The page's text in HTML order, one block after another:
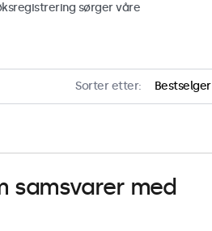
sørger våre
Sorter etter: Bestselger
samsvarer med